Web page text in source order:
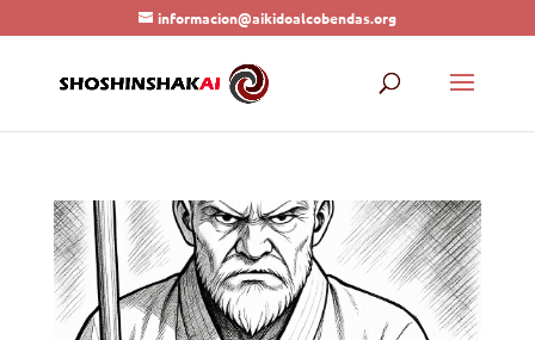
informacion@aikidoalcobendas.org